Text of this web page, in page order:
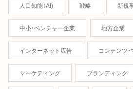
人口知能（AI) 戦略 新規
中小・ベンチャー企業 地方企業
インターネット広告 コンテンツ
マーケティング ブランディング